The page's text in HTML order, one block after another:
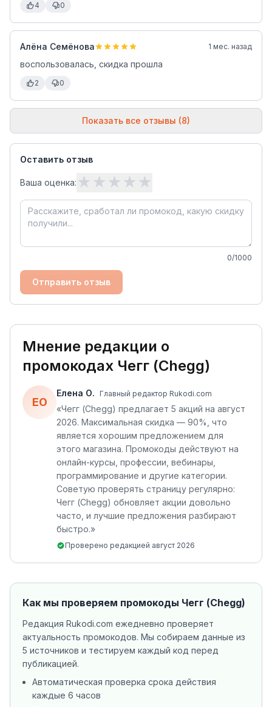
4 0
Алёна Семёнова 1 мес. назад
воспользовалась, скидка прошла
2 0
Показать все отзывы (8)
Оставить отзыв
Ваша оценка: ★ ★ ★ ★ ★
0/1000
Отправить отзыв
Мнение редакции о
промокодах Чегг (Chegg)
ЕО
Елена О. Главный редактор Rukodi.com
«Чегг (Chegg) предлагает 5 акций на август
2026. Максимальная скидка — 90%, что
является хорошим предложением для
этого магазина. Промокоды действуют на
онлайн-курсы, профессии, вебинары,
программирование и другие категории.
Советую проверять страницу регулярно:
Чегг (Chegg) обновляет акции довольно
часто, и лучшие предложения разбирают
быстро.»
Проверено редакцией август 2026
Как мы проверяем промокоды Чегг (Chegg)
Редакция Rukodi.com ежедневно проверяет
актуальность промокодов. Мы собираем данные из
5 источников и тестируем каждый код перед
публикацией.
Автоматическая проверка срока действия
каждые 6 часов